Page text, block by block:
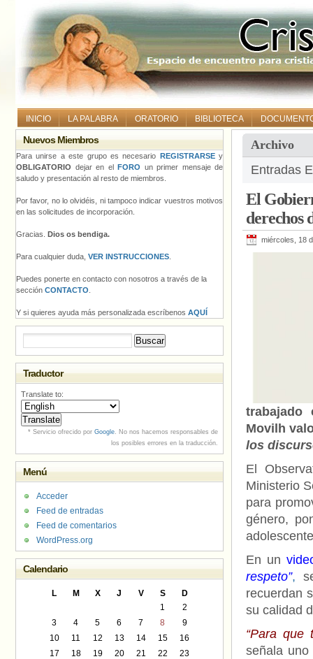
INICIO LA PALABRA ORATORIO BIBLIOTECA
Archivo
Entradas
El
derechos
miércoles, 18
trabajado
Movilh
los
El
Ministerio
para
género,
En un
respeto”,
recuerdan
su calidad
“Para que
señala
Nuevos Miembros
Para unirse a este grupo es necesario REGISTRARSEy
OBLIGATORIO dejar en el FORO un primer mensaje de
saludo y presentación al resto de miembros.
Por favor, no lo olvidéis, ni tampoco indicar vuestros motivos
en las solicitudes de incorporación.
Gracias. Dios os bendiga.
Para cualquier duda, VER INSTRUCCIONES
Puedes ponerte en contacto con nosotros a través de la
sección CONTACTO
Y si quieres ayuda más personalizada escríbenos AQUÍ
Traductor
Translate to:
* Servicio ofrecido por Google. No nos hacemos responsables de
los posibles errores en la traducción.
Menú
Acceder
Feed de entradas
Feed de comentarios
WordPress.org
Calendario
L M X J V S
D
1
2
3
4 5 6 7 8
9
10
11 12 13 14 15
16
17
18 19 20 21 22
23